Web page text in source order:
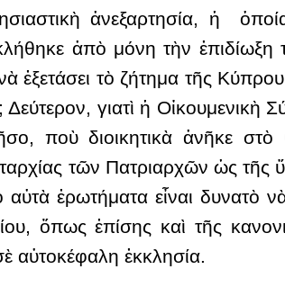
ἀνεξαρτησία, ἡ
ἀπὸ μόνη τὴν ἐπιδίωξη
τὸ ζήτημα τῆς
γιατὶ ἡ Οἰκουμενικὴ
ποὺ διοικητικὰ ἀνῆκε
τῶν Πατριαρχῶν ὡς τῆς
ἐρωτήματα εἶναι δυνατὸ
ὅπως ἐπίσης καὶ τῆς
αὐτοκέφαλη ἐκκλησία.